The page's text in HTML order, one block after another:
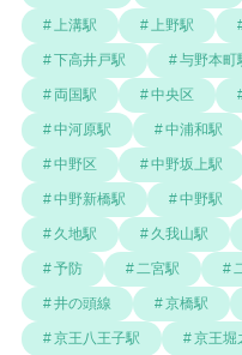
上溝駅 上野駅
下高井戸駅 与野本町
両国駅 中央区
中河原駅 中浦和駅
中野区 中野坂上駅
中野新橋駅 中野駅
久地駅 久我山駅
予防 二宮駅
井の頭線 京橋駅
京王八王子駅 京王堀